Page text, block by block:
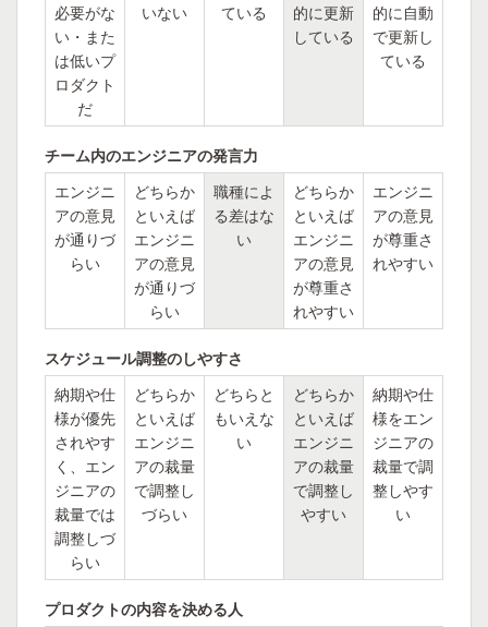
必要がな
い・また
は低いプ
ロダクト
だ
いない
ている
的に更新
している
的に自動
で更新し
ている
チーム内のエンジニアの発言力
エンジニ
アの意見
が通りづ
らい
どちらか
といえば
エンジニ
アの意見
が通りづ
らい
職種によ
る差はな
い
どちらか
といえば
エンジニ
アの意見
が尊重さ
れやすい
エンジニ
アの意見
が尊重さ
れやすい
スケジュール調整のしやすさ
納期や仕
様が優先
されやす
く、エン
ジニアの
裁量では
調整しづ
らい
どちらか
といえば
エンジニ
アの裁量
で調整し
づらい
どちらと
もいえな
い
どちらか
といえば
エンジニ
アの裁量
で調整し
やすい
納期や仕
様をエン
ジニアの
裁量で調
整しやす
い
プロダクトの内容を決める人